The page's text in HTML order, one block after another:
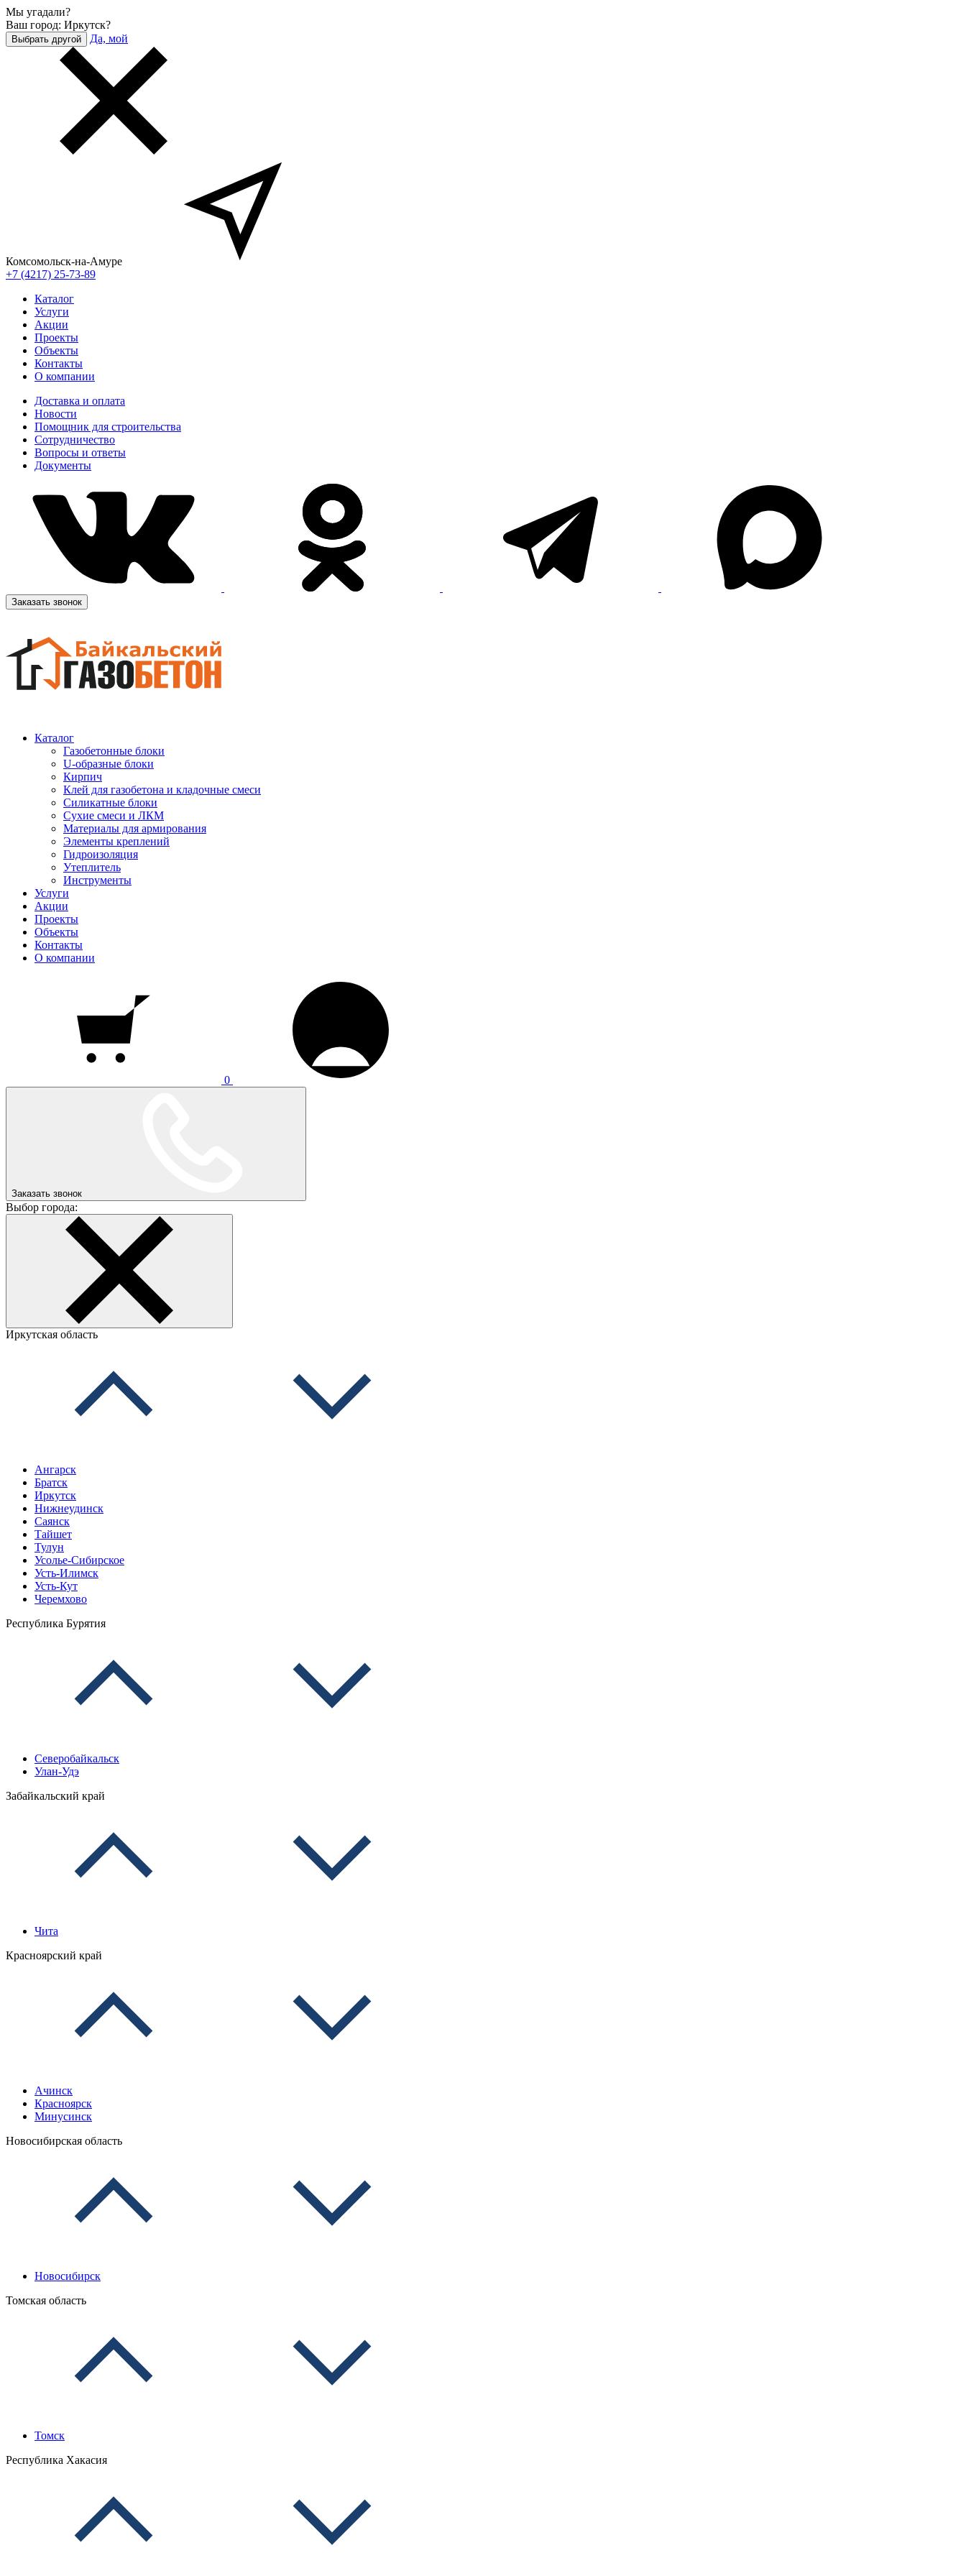
Мы угадали?
Ваш город: Иркутск?
Выбрать другой Да, мой
Комсомольск-на-Амуре
+7 (4217) 25-73-89
Каталог
Услуги
Акции
Проекты
Объекты
Контакты
О компании
Доставка и оплата
Новости
Помощник для строительства
Сотрудничество
Вопросы и ответы
Документы
Заказать звонок
Каталог
Газобетонные блоки
U-образные блоки
Кирпич
Клей для газобетона и кладочные смеси
Силикатные блоки
Сухие смеси и ЛКМ
Материалы для армирования
Элементы креплений
Гидроизоляция
Утеплитель
Инструменты
Услуги
Акции
Проекты
Объекты
Контакты
О компании
0
Заказать звонок
Выбор города:
Иркутская область
Ангарск
Братск
Иркутск
Нижнеудинск
Саянск
Тайшет
Тулун
Усолье-Сибирское
Усть-Илимск
Усть-Кут
Черемхово
Республика Бурятия
Северобайкальск
Улан-Удэ
Забайкальский край
Чита
Красноярский край
Ачинск
Красноярск
Минусинск
Новосибирская область
Новосибирск
Томская область
Томск
Республика Хакасия